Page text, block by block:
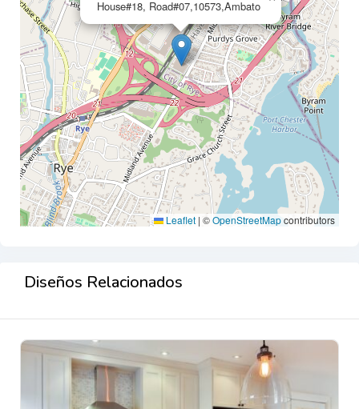
House#18, Road#07,10573,Ambato
Leaflet | ©OpenStreetMapcontributors
Diseños Relacionados